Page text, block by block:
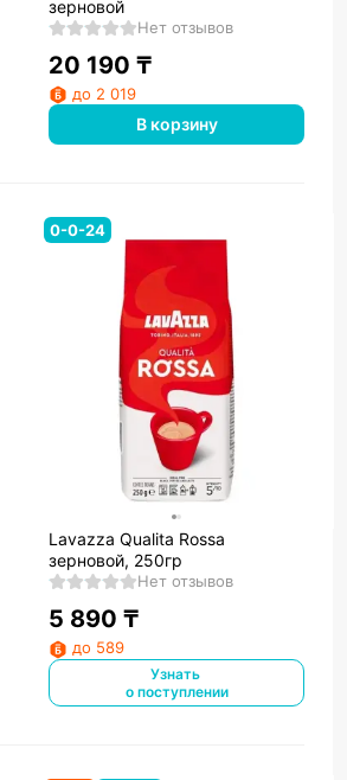
зерновой
Нет отзывов
20 190 ₸
до 2 019
В корзину
0-0-24
Lavazza Qualita Rossa
зерновой, 250гр
Нет отзывов
5 890 ₸
до 589
Узнать
о поступлении